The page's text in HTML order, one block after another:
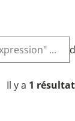
Il y a 1 résultat